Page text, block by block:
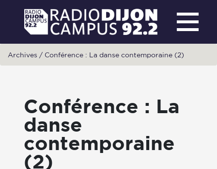
Archives / Conférence : La danse contemporaine (2)
Conférence : La
danse
contemporaine
(2)